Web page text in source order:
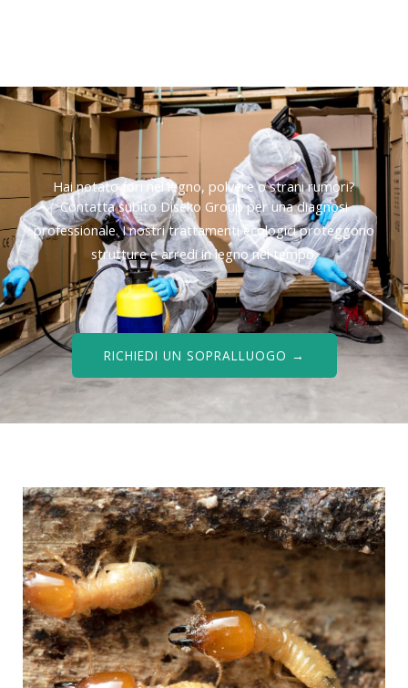
Hai notato fori nel legno, polvere o strani rumori?
Contatta subito Diseko Group per una diagnosi
professionale. I nostri trattamenti ecologici proteggono
strutture e arredi in legno nel tempo.
RICHIEDI UN SOPRALLUOGO →